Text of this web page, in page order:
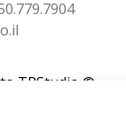
© All Rights Reserved to TRStudio